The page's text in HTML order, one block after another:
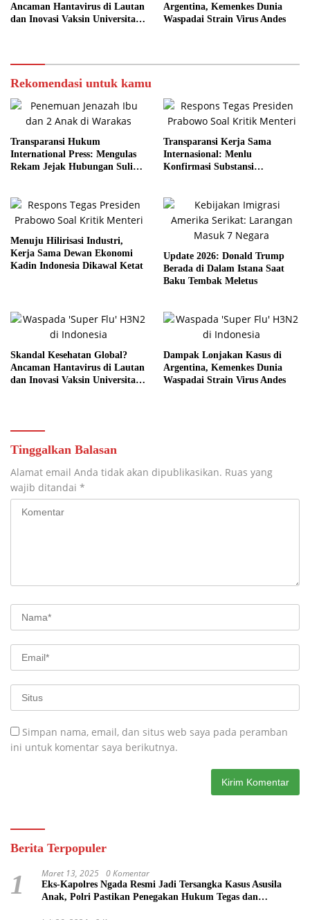
Ancaman Hantavirus di Lautan
dan Inovasi Vaksin Universitas
Argentina, Kemenkes Dunia
Waspadai Strain Virus Andes
Rekomendasi untuk kamu
Transparansi Hukum
International Press: Mengulas
Rekam Jejak Hubungan Suli
Transparansi Kerja Sama
Internasional: Menlu
Konfirmasi Substansi
Menuju Hilirisasi Industri,
Kerja Sama Dewan Ekonomi
Kadin Indonesia Dikawal Ketat
Update 2026: Donald Trump
Berada di Dalam Istana Saat
Baku Tembak Meletus
Skandal Kesehatan Global?
Ancaman Hantavirus di Lautan
dan Inovasi Vaksin Universitas
Dampak Lonjakan Kasus di
Argentina, Kemenkes Dunia
Waspadai Strain Virus Andes
Tinggalkan Balasan
Alamat email Anda tidak akan dipublikasikan. Ruas yang
wajib ditandai *
Simpan nama, email, dan situs web saya pada peramban
ini untuk komentar saya berikutnya.
Berita Terpopuler
1 Maret 13, 2025 0 Komentar
Eks-Kapolres Ngada Resmi Jadi Tersangka Kasus Asusila
Anak, Polri Pastikan Penegakan Hukum Tegas dan